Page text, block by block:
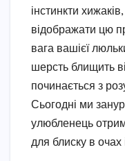
інстинкти
відображати цю
вага вашієї
шерсть блищить
починається з
Сьогодні ми
улюбленець
для блиску в очах